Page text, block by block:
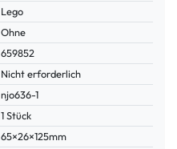
Lego
Ohne
659852
Nicht erforderlich
njo636-1
1 Stück
65×26×125mm